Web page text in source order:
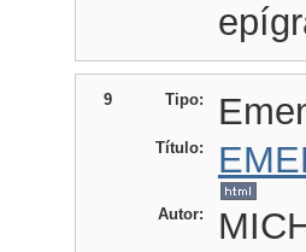
9 Tipo:
Título:
Autor: